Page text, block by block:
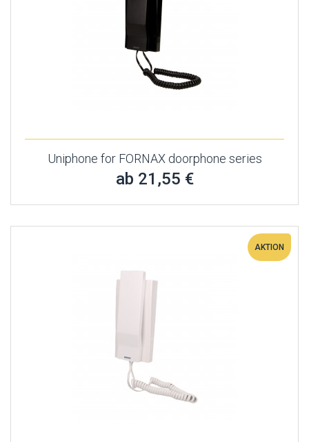
Uniphone for FORNAX doorphone series
ab 21,55 €
AKTION